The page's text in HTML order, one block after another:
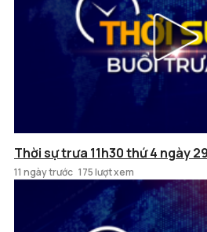
Thời sự trưa 11h30 thứ 4 ngày
11 ngày trước 175 lượt xem